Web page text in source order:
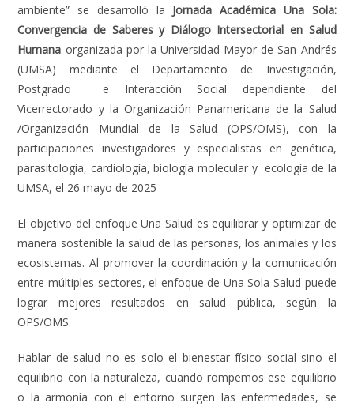
ambiente” se desarrolló la Jornada Académica Una Sola:
Convergencia de Saberes y Diálogo Intersectorial en Salud
Humana organizada por la Universidad Mayor de San Andrés
(UMSA) mediante el Departamento de Investigación,
Postgrado e Interacción Social dependiente del
Vicerrectorado y la Organización Panamericana de la Salud
/Organización Mundial de la Salud (OPS/OMS), con la
participaciones investigadores y especialistas en genética,
parasitología, cardiología, biología molecular y ecología de la
UMSA, el 26 mayo de 2025
El objetivo del enfoque Una Salud es equilibrar y optimizar de
manera sostenible la salud de las personas, los animales y los
ecosistemas. Al promover la coordinación y la comunicación
entre múltiples sectores, el enfoque de Una Sola Salud puede
lograr mejores resultados en salud pública, según la
OPS/OMS.
Hablar de salud no es solo el bienestar físico social sino el
equilibrio con la naturaleza, cuando rompemos ese equilibrio
o la armonía con el entorno surgen las enfermedades, se